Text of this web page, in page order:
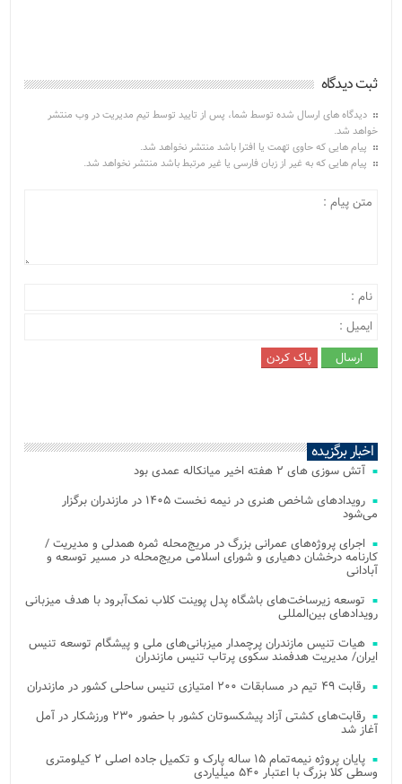
ثبت دیدگاه
دیدگاه های ارسال شده توسط شما، پس از تایید توسط تیم مدیریت در وب منتشر
خواهد شد.
پیام هایی که حاوی تهمت یا افترا باشد منتشر نخواهد شد.
پیام هایی که به غیر از زبان فارسی یا غیر مرتبط باشد منتشر نخواهد شد.
اخبار برگزیده
آتش‌ سوزی‌ های ۲ هفته اخیر میانکاله عمدی بود
رویدادهای شاخص هنری در نیمه نخست ۱۴۰۵ در مازندران برگزار
می‌شود
اجرای پروژه‌های عمرانی بزرگ در مریج‌محله ثمره همدلی و مدیریت /
کارنامه درخشان دهیاری و شورای اسلامی مریج‌محله در مسیر توسعه و
آبادانی
توسعه زیرساخت‌های باشگاه پدل پوینت کلاب نمک‌آبرود با هدف میزبانی
رویدادهای بین‌المللی
هیات تنیس مازندران پرچمدار میزبانی‌های ملی و پیشگام توسعه تنیس
ایران/ مدیریت هدفمند سکوی پرتاب تنیس مازندران
رقابت ۴۹ تیم در مسابقات ۲۰۰ امتیازی تنیس ساحلی کشور در مازندران
رقابت‌های کشتی آزاد پیشکسوتان کشور با حضور ۲۳۰ ورزشکار در آمل
آغاز شد
پایان پروژه نیمه‌تمام ۱۵ ساله پارک و تکمیل جاده اصلی ۲ کیلومتری
وسطی کلا بزرگ با اعتبار ۵۴۰ میلیاردی